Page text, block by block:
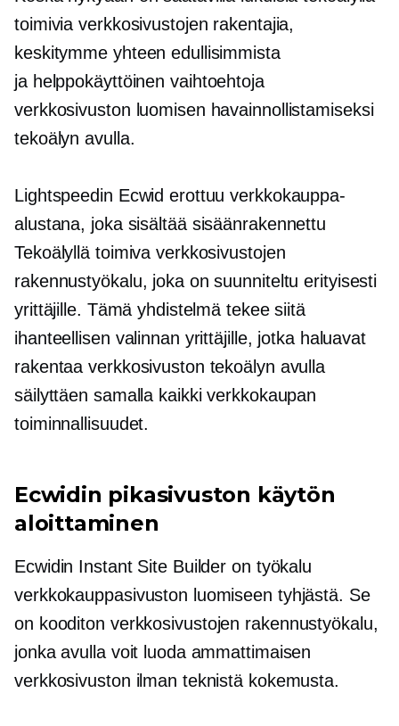
toimivia verkkosivustojen rakentajia,
keskitymme yhteen edullisimmista
ja helppokäyttöinen vaihtoehtoja
verkkosivuston luomisen havainnollistamiseksi
tekoälyn avulla.
Lightspeedin Ecwid erottuu verkkokauppa-
alustana, joka sisältää sisäänrakennettu
Tekoälyllä toimiva verkkosivustojen
rakennustyökalu, joka on suunniteltu erityisesti
yrittäjille. Tämä yhdistelmä tekee siitä
ihanteellisen valinnan yrittäjille, jotka haluavat
rakentaa verkkosivuston tekoälyn avulla
säilyttäen samalla kaikki verkkokaupan
toiminnallisuudet.
Ecwidin pikasivuston käytön
aloittaminen
Ecwidin Instant Site Builder on työkalu
verkkokauppasivuston luomiseen tyhjästä. Se
on kooditon verkkosivustojen rakennustyökalu,
jonka avulla voit luoda ammattimaisen
verkkosivuston ilman teknistä kokemusta.